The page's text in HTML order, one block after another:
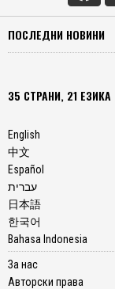
ПОСЛЕДНИ НОВИНИ
35 СТРАНИ, 21 ЕЗИКА
English
中文
Español
עברית
日本語
한국어
Bahasa Indonesia
За нас
Авторски права